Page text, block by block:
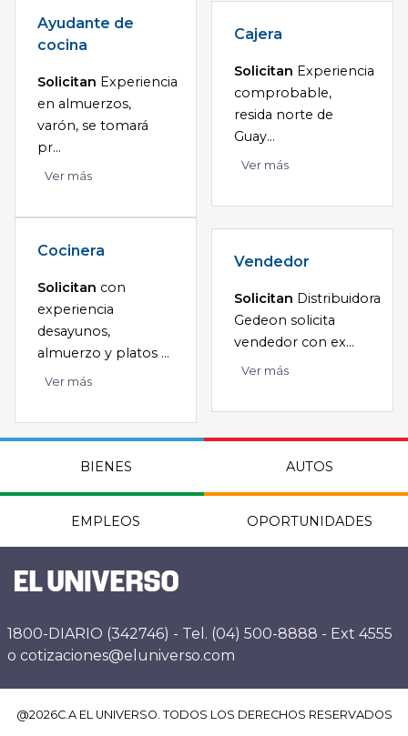
Ayudante de
cocina
Solicitan Experiencia
en almuerzos,
varón, se tomará
pr...
Ver más
Cajera
Solicitan Experiencia
comprobable,
resida norte de
Guay...
Ver más
Cocinera
Solicitan con
experiencia
desayunos,
almuerzo y platos ...
Ver más
Vendedor
Solicitan Distribuidora
Gedeon solicita
vendedor con ex...
Ver más
BIENES AUTOS
EMPLEOS OPORTUNIDADES
1800-DIARIO (342746) - Tel. (04) 500-8888 - Ext 4555
o cotizaciones@eluniverso.com
@2026C.A EL UNIVERSO. TODOS LOS DERECHOS RESERVADOS